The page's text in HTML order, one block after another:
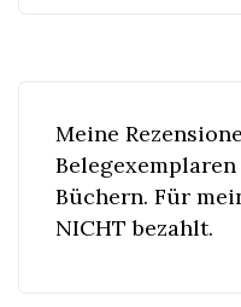
Meine
Büchern. Für
NICHT bezahlt.